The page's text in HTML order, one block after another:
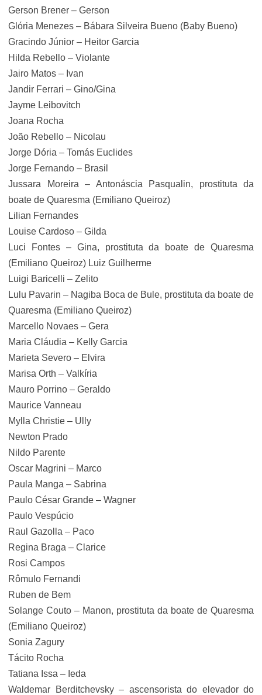
Gerson Brener – Gerson
Glória Menezes – Bábara Silveira Bueno (Baby Bueno)
Gracindo Júnior – Heitor Garcia
Hilda Rebello – Violante
Jairo Matos – Ivan
Jandir Ferrari – Gino/Gina
Jayme Leibovitch
Joana Rocha
João Rebello – Nicolau
Jorge Dória – Tomás Euclides
Jorge Fernando – Brasil
Jussara Moreira – Antonáscia Pasqualin, prostituta da
boate de Quaresma (Emiliano Queiroz)
Lilian Fernandes
Louise Cardoso – Gilda
Luci Fontes – Gina, prostituta da boate de Quaresma
(Emiliano Queiroz) Luiz Guilherme
Luigi Baricelli – Zelito
Lulu Pavarin – Nagiba Boca de Bule, prostituta da boate de
Quaresma (Emiliano Queiroz)
Marcello Novaes – Gera
Maria Cláudia – Kelly Garcia
Marieta Severo – Elvira
Marisa Orth – Valkíria
Mauro Porrino – Geraldo
Maurice Vanneau
Mylla Christie – Ully
Newton Prado
Nildo Parente
Oscar Magrini – Marco
Paula Manga – Sabrina
Paulo César Grande – Wagner
Paulo Vespúcio
Raul Gazolla – Paco
Regina Braga – Clarice
Rosi Campos
Rômulo Fernandi
Ruben de Bem
Solange Couto – Manon, prostituta da boate de Quaresma
(Emiliano Queiroz)
Sonia Zagury
Tácito Rocha
Tatiana Issa – Ieda
Waldemar Berditchevsky – ascensorista do elevador do